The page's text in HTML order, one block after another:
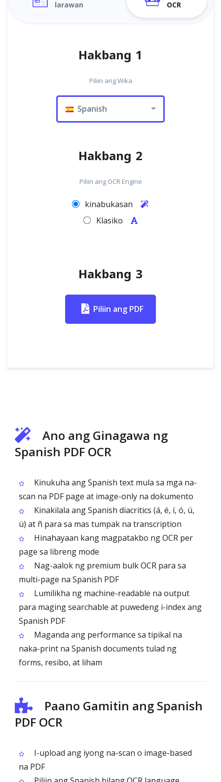
larawan
OCR
Hakbang 1
Piliin ang Wika
Spanish
Hakbang 2
Piliin ang OCR Engine
kinabukasan
Klasiko
Hakbang 3
Piliin ang PDF
Ano ang Ginagawa ng
Spanish PDF OCR
Kinukuha ang Spanish text mula sa mga na-
scan na PDF page at image-only na dokumento
Kinakilala ang Spanish diacritics (á, é, í, ó, ú,
ü) at ñ para sa mas tumpak na transcription
Hinahayaan kang magpatakbo ng OCR per
page sa libreng mode
Nag-aalok ng premium bulk OCR para sa
multi-page na Spanish PDF
Lumilikha ng machine-readable na output
para maging searchable at puwedeng i-index ang
Spanish PDF
Maganda ang performance sa tipikal na
naka-print na Spanish documents tulad ng
forms, resibo, at liham
Paano Gamitin ang Spanish
PDF OCR
I-upload ang iyong na-scan o image-based
na PDF